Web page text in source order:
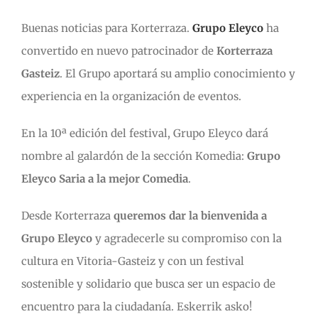
Buenas noticias para Korterraza. Grupo Eleyco ha
convertido en nuevo patrocinador de Korterraza
Gasteiz. El Grupo aportará su amplio conocimiento y
experiencia en la organización de eventos.
En la 10ª edición del festival, Grupo Eleyco dará
nombre al galardón de la sección Komedia: Grupo
Eleyco Saria a la mejor Comedia.
Desde Korterraza queremos dar la bienvenida a
Grupo Eleyco y agradecerle su compromiso con la
cultura en Vitoria-Gasteiz y con un festival
sostenible y solidario que busca ser un espacio de
encuentro para la ciudadanía. Eskerrik asko!